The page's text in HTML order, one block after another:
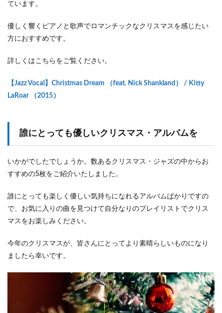
ています。
優しく響くピアノと歌声でロマンチックなクリスマスを感じたい
方におすすめです。
詳しくはこちらをご覧ください。
【Jazz Vocal】Christmas Dream （feat. Nick Shankland） / Kitty
LaRoar （2015）
誰にとっても優しいクリスマス・アルバムを
いかがでしたでしょうか。数あるクリスマス・ジャズの中からお
すすめの5枚をご紹介いたしました。
誰にとっても楽しく優しい気持ちになれるアルバムばかりですの
で、お気に入りの曲を見つけて自分なりのプレイリストでクリス
マスをお楽しみください。
今年のクリスマスが、皆さんにとってより素晴らしいものになり
ましたら幸いです。